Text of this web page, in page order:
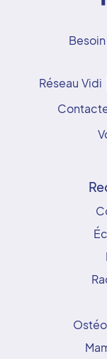
Réseau Vidi